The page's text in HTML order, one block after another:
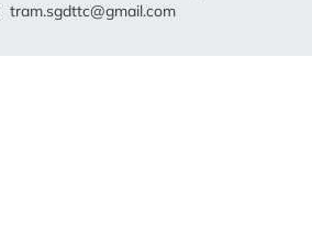
tram.sgdttc@gmail.com